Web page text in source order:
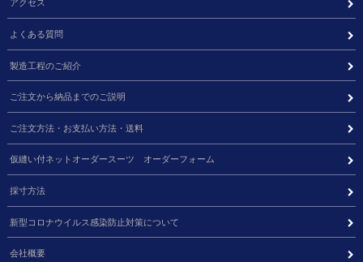
アクセス
よくある質問
製造工程のご紹介
ご注文から納品までのご説明
ご注文方法・お支払い方法・送料
仮縫い付ネットオーダースーツ オーダーフォーム
採寸方法
新型コロナウイルス感染防止対策について
会社概要